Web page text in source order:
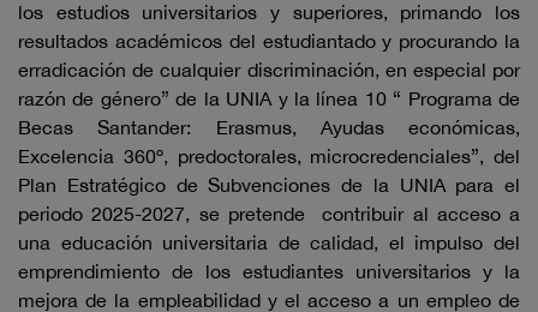
los estudios universitarios y superiores, primando los
resultados académicos del estudiantado y procurando la
erradicación de cualquier discriminación, en especial por
razón de género” de la UNIA y la línea 10 “ Programa de
Becas Santander: Erasmus, Ayudas económicas,
Excelencia 360º, predoctorales, microcredenciales”, del
Plan Estratégico de Subvenciones de la UNIA para el
periodo 2025-2027, se pretende contribuir al acceso a
una educación universitaria de calidad, el impulso del
emprendimiento de los estudiantes universitarios y la
mejora de la empleabilidad y el acceso a un empleo de